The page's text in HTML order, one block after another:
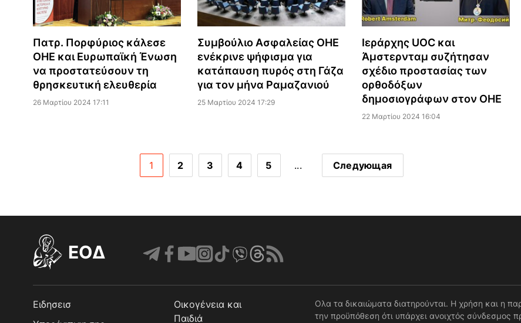
Πατρ. Πορφύριος κάλεσε
ΟΗΕ και Ευρωπαϊκή Ένωση
να προστατεύσουν τη
θρησκευτική ελευθερία
26 Μαρτίου 2024 17:11
Συμβούλιο Ασφαλείας ΟΗΕ
ενέκρινε ψήφισμα για
κατάπαυση πυρός στη Γάζα
για τον μήνα Ραμαζανιού
25 Μαρτίου 2024 17:29
Ιεράρχης UOC και
Άμστερνταμ συζήτησαν
σχέδιο προστασίας των
ορθοδόξων
δημοσιογράφων στον ΟΗΕ
22 Μαρτίου 2024 16:04
1 2 3 4 5 ... Следующая
EOΔ
Ειδησεισ
Οικογένεια και
Παιδιά
Ολα τα δικαιώματα διατηρούνται. Η χρήση και η
την προϋπόθεση ότι υπάρχει ανοιχτός σύνδεσμος